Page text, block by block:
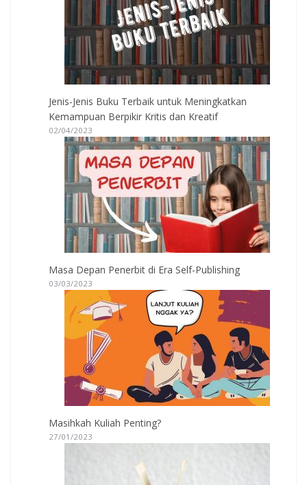
Jenis-Jenis Buku Terbaik untuk Meningkatkan
Kemampuan Berpikir Kritis dan Kreatif
02/04/2023
Masa Depan Penerbit di Era Self-Publishing
03/03/2023
Masihkah Kuliah Penting?
27/01/2023